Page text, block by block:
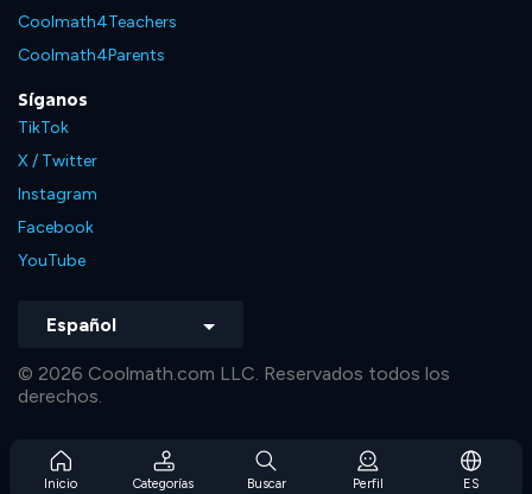
Inicio Categorías Buscar Perfil ES
Coolmath4Teachers
Coolmath4Parents
Síganos
TikTok
X / Twitter
Instagram
Facebook
YouTube
Español
© 2026 Coolmath.com LLC. Reservados todos los
derechos.